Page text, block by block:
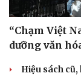
“Chạm Việt
dưỡng văn
Hiệu sách